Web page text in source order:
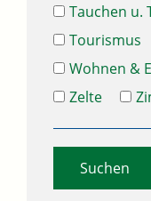
Tauchen u.
Tourismus
Wohnen &
Zelte